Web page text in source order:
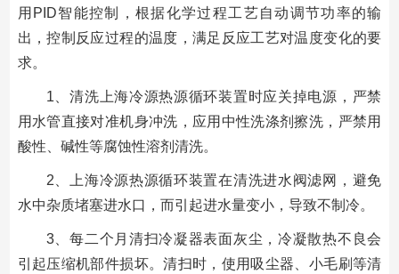
用PID智能控制，根据化学过程工艺自动调节功率的输
出，控制反应过程的温度，满足反应工艺对温度变化的要
求。
1、清洗上海冷源热源循环装置时应关掉电源，严禁
用水管直接对准机身冲洗，应用中性洗涤剂擦洗，严禁用
酸性、碱性等腐蚀性溶剂清洗。
2、上海冷源热源循环装置在清洗进水阀滤网，避免
水中杂质堵塞进水口，而引起进水量变小，导致不制冷。
3、每二个月清扫冷凝器表面灰尘，冷凝散热不良会
引起压缩机部件损坏。清扫时，使用吸尘器、小毛刷等清